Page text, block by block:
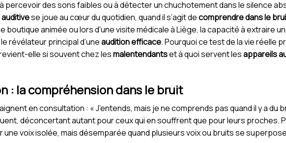
percevoir des sons faibles ou à détecter un chuchotement dans le silence
se joue au cœur du quotidien, quand il s’agit decomprendre dans le
boutique animée ou lors d'une visite médicale à Liège, la capacité à extraire
révélateur principal d’uneaudition efficace. Pourquoi ce test de la vie réelle
elle si souvent chez lesmalentendantset à quoi servent lesappareils
: la compréhension dans le bruit
en consultation : « J’entends, mais je ne comprends pas quand il y a du
déconcertant autant pour ceux qui en souffrent que pour leurs proches.
voix isolée, mais désemparée quand plusieurs voix ou bruits se